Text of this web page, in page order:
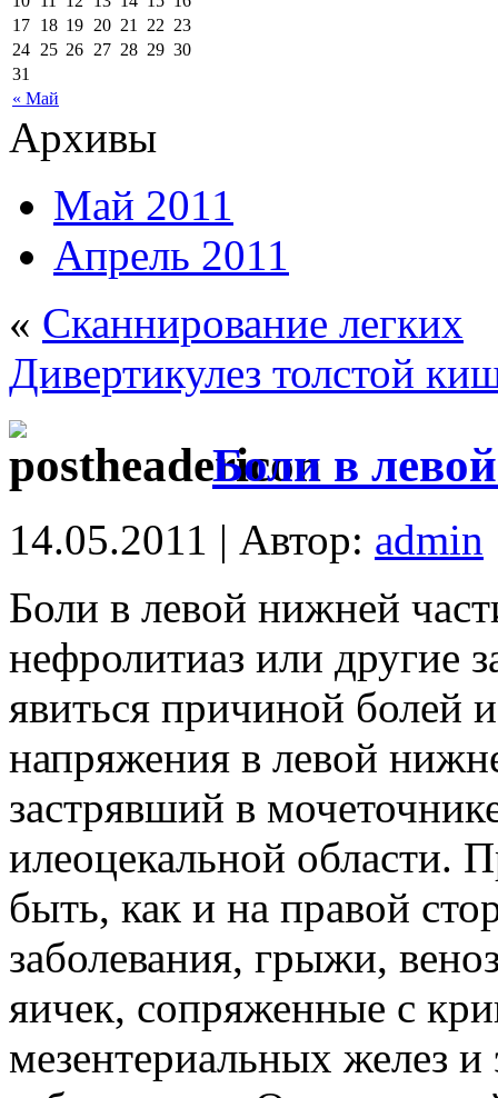
« Май
17 18 19 20 21 22 23
24 25 26 27 28 29 30
31
Архивы
Май 2011
Апрель 2011
« Сканнирование легких
Дивертикулез толстой
Боли в
14.05.2011 | Автор: admin
Боли в левой нижней
нефролитиаз или другие
явиться причиной болей
напряжения в левой
застрявший в
илеоцекальной области.
быть, как и на правой
заболевания, грыжи,
яичек, сопряженные с
мезентериальных желез